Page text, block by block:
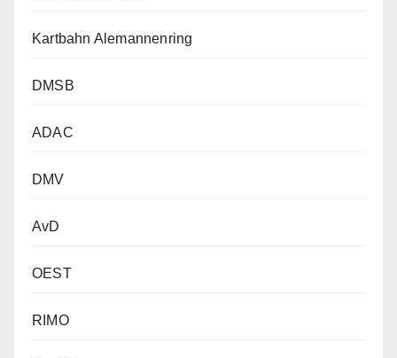
Kartbahn Alemannenring
DMSB
ADAC
DMV
AvD
OEST
RIMO